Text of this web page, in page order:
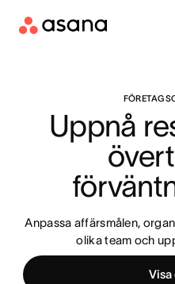
Uppnå
Anpassa affärsmålen,
olika team och
Visa